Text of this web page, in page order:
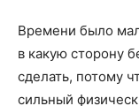
Времени было
в какую сторону
сделать, потому
сильный